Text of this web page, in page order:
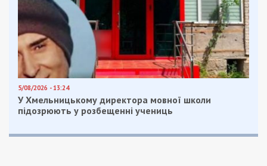
5/08/2026 - 13:24
У Хмельницькому директора мовної школи
підозрюють у розбещенні учениць